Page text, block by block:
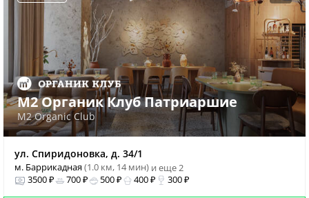
М2 Органик Клуб Патриаршие
M2 Organic Club
ул. Спиридоновка, д. 34/1
м. Баррикадная(1.0 км, 14 мин) и еще 2
3500 ₽
700 ₽ 500 ₽ 400 ₽ 300 ₽